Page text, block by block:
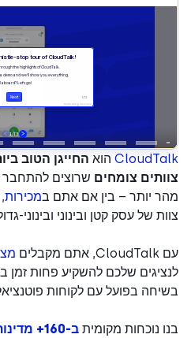
הוא החייגן הטוב ביותר
צומחיםשרוצים להתחבר
יותר – בין אם אתם במכירות,
של עסק קטן ובינוני ובינוני-גדול
מצבי
שלכם להשקיע פחות זמן
בפועל עם לקוחות פוטנציאליים.
נוכחות מקומיתב-160+ מדינות
,